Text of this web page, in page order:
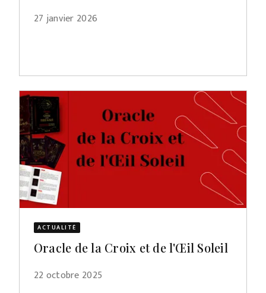
27 janvier 2026
ACTUALITÉ
Oracle de la Croix et de l'Œil Soleil
22 octobre 2025